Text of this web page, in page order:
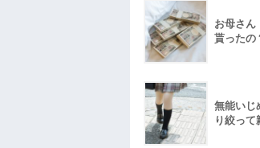
お母さん
貰ったの
無能いじ
り絞って